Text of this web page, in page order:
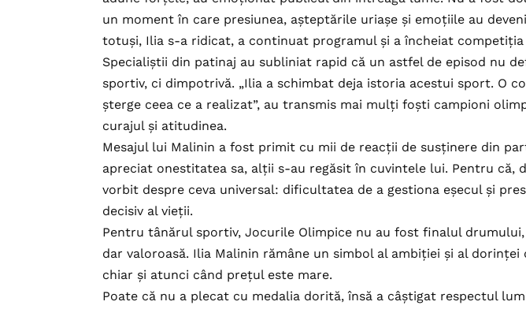
un moment în care presiunea, așteptările uriașe și emoțiile au
totuși, Ilia s-a ridicat, a continuat programul și a încheiat
Specialiștii din patinaj au subliniat rapid că un astfel de episod nu
sportiv, ci dimpotrivă. „Ilia a schimbat deja istoria acestui sport. O
șterge ceea ce a realizat”, au transmis mai mulți foști campioni
curajul și atitudinea.
Mesajul lui Malinin a fost primit cu mii de reacții de susținere din
apreciat onestitatea sa, alții s-au regăsit în cuvintele lui. Pentru că,
vorbit despre ceva universal: dificultatea de a gestiona eșecul și
decisiv al vieții.
Pentru tânărul sportiv, Jocurile Olimpice nu au fost finalul
dar valoroasă. Ilia Malinin rămâne un simbol al ambiției și al dorinței
chiar și atunci când prețul este mare.
Poate că nu a plecat cu medalia dorită, însă a câștigat respectul